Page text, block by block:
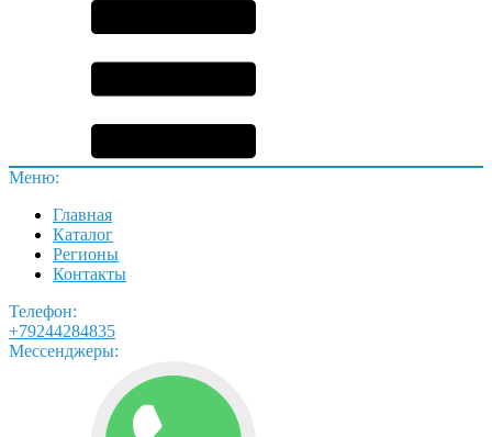
Меню:
Главная
Каталог
Регионы
Контакты
Телефон:
+79244284835
Мессенджеры: